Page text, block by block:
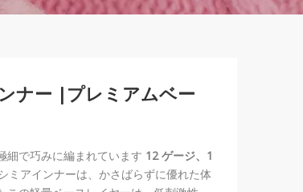
ナー |プレミアムベー
細で巧みに編まれています 12 ゲージ、1
ミアインナーは、かさばらずに優れた体